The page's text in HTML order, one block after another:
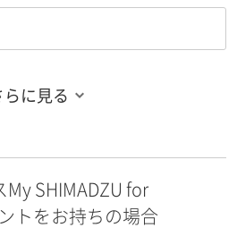
らに見る
SHIMADZU for
トをお持ちの場合